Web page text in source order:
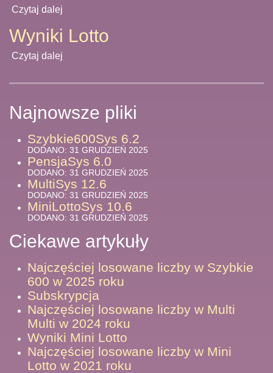
Czytaj dalej
Wyniki Lotto
Czytaj dalej
Najnowsze pliki
Szybkie600Sys 6.2
DODANO: 31 GRUDZIEŃ 2025
PensjaSys 6.0
DODANO: 31 GRUDZIEŃ 2025
MultiSys 12.6
DODANO: 31 GRUDZIEŃ 2025
MiniLottoSys 10.6
DODANO: 31 GRUDZIEŃ 2025
Ciekawe artykuły
Najczęściej losowane liczby w Szybkie
600 w 2025 roku
Subskrypcja
Najczęściej losowane liczby w Multi
Multi w 2024 roku
Wyniki Mini Lotto
Najczęściej losowane liczby w Mini
Lotto w 2021 roku